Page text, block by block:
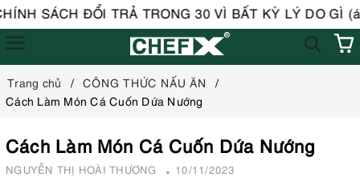
SÁCH ĐỔI TRẢ TRONG 30 VÌ BẤT KỲ LÝ DO GÌ
Trang chủ
CÔNG THỨC NẤU ĂN
Cách Làm Món Cá Cuốn Dứa Nướng
Cách Làm Món Cá Cuốn Dứa Nướng
NGUYỄN THỊ HOÀI THƯƠNG 10/11/2023